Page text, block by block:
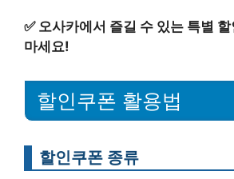
✅ 오사카에서 즐길 수 있는 특별
마세요!
할인쿠폰 활용법
할인쿠폰 종류